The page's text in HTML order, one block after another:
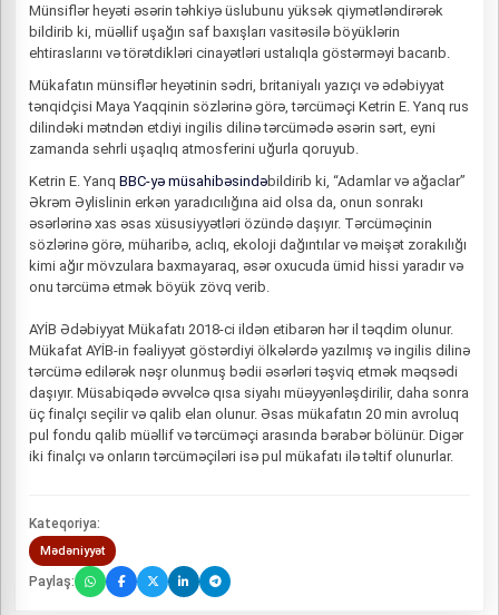
Münsiflər heyəti əsərin təhkiyə üslubunu yüksək qiymətləndirərək
bildirib ki, müəllif uşağın saf baxışları vasitəsilə böyüklərin
ehtiraslarını və törətdikləri cinayətləri ustalıqla göstərməyi bacarıb.
Mükafatın münsiflər heyətinin sədri, britaniyalı yazıçı və ədəbiyyat
tənqidçisi Maya Yaqqinin sözlərinə görə, tərcüməçi Ketrin E. Yanq rus
dilindəki mətndən etdiyi ingilis dilinə tərcümədə əsərin sərt, eyni
zamanda sehrli uşaqlıq atmosferini uğurla qoruyub.
Ketrin E. Yanq BBC-yə müsahibəsindəbildirib ki, “Adamlar və ağaclar”
Əkrəm Əylislinin erkən yaradıcılığına aid olsa da, onun sonrakı
əsərlərinə xas əsas xüsusiyyətləri özündə daşıyır. Tərcüməçinin
sözlərinə görə, müharibə, aclıq, ekoloji dağıntılar və məişət zorakılığı
kimi ağır mövzulara baxmayaraq, əsər oxucuda ümid hissi yaradır və
onu tərcümə etmək böyük zövq verib.
AYİB Ədəbiyyat Mükafatı 2018-ci ildən etibarən hər il təqdim olunur.
Mükafat AYİB-in fəaliyyət göstərdiyi ölkələrdə yazılmış və ingilis dilinə
tərcümə edilərək nəşr olunmuş bədii əsərləri təşviq etmək məqsədi
daşıyır. Müsabiqədə əvvəlcə qısa siyahı müəyyənləşdirilir, daha sonra
üç finalçı seçilir və qalib elan olunur. Əsas mükafatın 20 min avroluq
pul fondu qalib müəllif və tərcüməçi arasında bərabər bölünür. Digər
iki finalçı və onların tərcüməçiləri isə pul mükafatı ilə təltif olunurlar.
Kateqoriya:
Mədəniyyət
Paylaş: